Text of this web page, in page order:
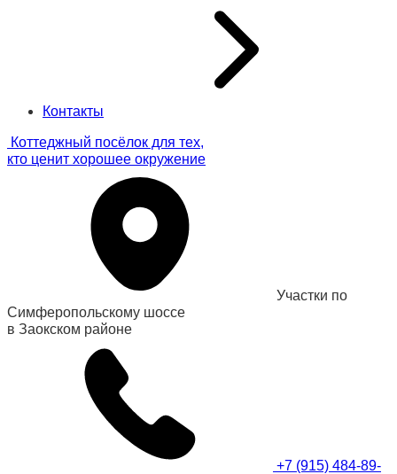
Контакты
Коттеджный посёлок для тех,
кто ценит хорошее окружение
Участки по
Симферопольскому шоссе
в Заокском районе
+7 (915) 484-89-